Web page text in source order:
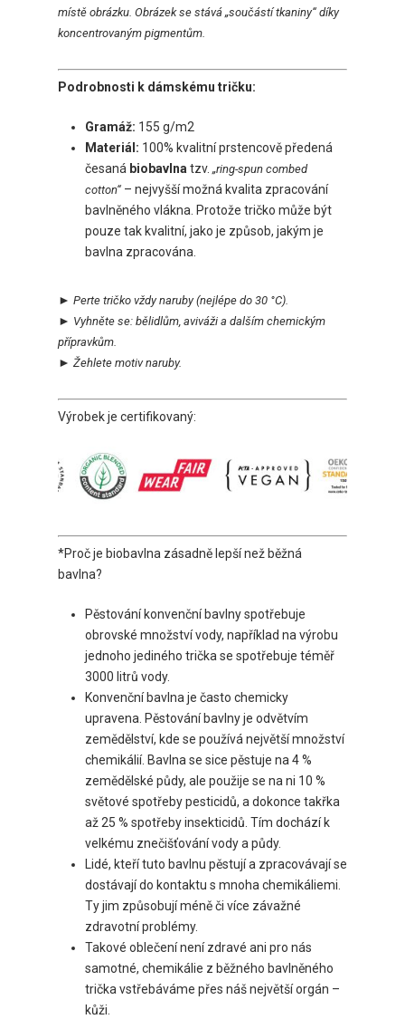
místě obrázku. Obrázek se stává „součástí tkaniny“ díky
koncentrovaným pigmentům.
Podrobnosti k dámskému tričku:
Gramáž: 155 g/m2
Materiál: 100% kvalitní prstencově předená
česaná biobavlna tzv. „ring-spun combed
cotton“ – nejvyšší možná kvalita zpracování
bavlněného vlákna. Protože tričko může být
pouze tak kvalitní, jako je způsob, jakým je
bavlna zpracována.
► Perte tričko vždy naruby(nejlépe do 30 °C).
► Vyhněte se: bělidlům, aviváži a dalším chemickým
přípravkům.
► Žehlete motiv naruby.
Výrobek je certifikovaný:
*Proč je biobavlna zásadně lepší než běžná
bavlna?
Pěstování konvenční bavlny spotřebuje
obrovské množství vody, například na výrobu
jednoho jediného trička se spotřebuje téměř
3000 litrů vody.
Konvenční bavlna je často chemicky
upravena. Pěstování bavlny je odvětvím
zemědělství, kde se používá největší množství
chemikálií. Bavlna se sice pěstuje na 4 %
zemědělské půdy, ale použije se na ni 10 %
světové spotřeby pesticidů, a dokonce takřka
až 25 % spotřeby insekticidů. Tím dochází k
velkému znečišťování vody a půdy.
Lidé, kteří tuto bavlnu pěstují a zpracovávají se
dostávají do kontaktu s mnoha chemikáliemi.
Ty jim způsobují méně či více závažné
zdravotní problémy.
Takové oblečení není zdravé ani pro nás
samotné, chemikálie z běžného bavlněného
trička vstřebáváme přes náš největší orgán –
kůži.